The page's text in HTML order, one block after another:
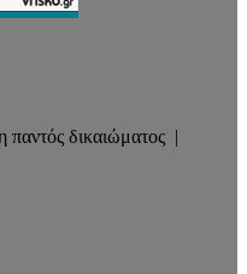
δικαιώματος |